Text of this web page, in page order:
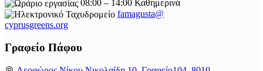
08:00 – 14:00 Καθημερινά
famagusta@
cyprusgreens.org
Γραφείο Πάφου